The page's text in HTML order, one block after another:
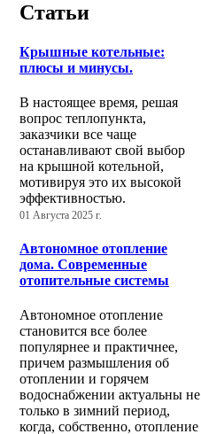
Статьи
Крышные котельные:
плюсы и минусы.
В настоящее время, решая
вопрос теплопункта,
заказчики все чаще
останавливают свой выбор
на крышной котельной,
мотивируя это их высокой
эффективностью.
01 Августа 2025 г.
Автономное отопление
дома. Современные
отопительные системы
Автономное отопление
становится все более
популярнее и практичнее,
причем размышления об
отоплении и горячем
водоснабжении актуальны не
только в зимний период,
когда, собственно, отопление